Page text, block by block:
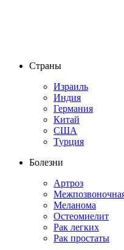
Страны
Израиль
Индия
Германия
Китай
США
Турция
Болезни
Артроз
Меланома
Остеомиелит
Рак легких
Рак простаты